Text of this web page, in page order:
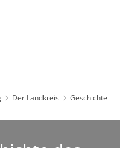
Der Landkreis Geschichte